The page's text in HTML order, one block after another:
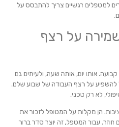
למטפלים רגשיים צריך להתבסס על
על רצף
אותו יום, אותה שעה, ולעיתים גם
להשפיע על רצף העבודה של שבוע שלם.
לא רק טכני.
הן מקלות על המטופל לזכור את
עבור המטפל, זה יוצר סדר ברור